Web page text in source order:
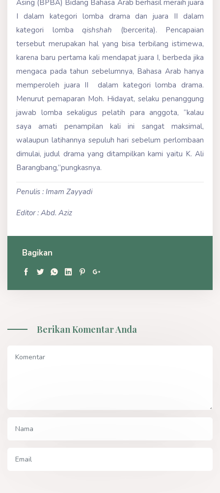
Asing (BPBA) Bidang Bahasa Arab berhasil meraih juara
I dalam kategori lomba drama dan juara II dalam
kategori lomba qishshah (bercerita). Pencapaian
tersebut merupakan hal yang bisa terbilang istimewa,
karena baru pertama kali mendapat juara I, berbeda jika
mengaca pada tahun sebelumnya, Bahasa Arab hanya
memperoleh juara II dalam kategori lomba drama.
Menurut pemaparan Moh. Hidayat, selaku penanggung
jawab lomba sekaligus pelatih para anggota, “kalau
saya amati penampilan kali ini sangat maksimal,
walaupun latihannya sepuluh hari sebelum perlombaan
dimulai, judul drama yang ditampilkan kami yaitu K. Ali
Barangbang,”pungkasnya.
Penulis : Imam Zayyadi
Editor : Abd. Aziz
Bagikan
Berikan Komentar Anda